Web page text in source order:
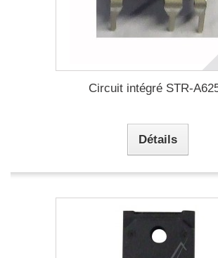
Circuit intégré STR-
Détails